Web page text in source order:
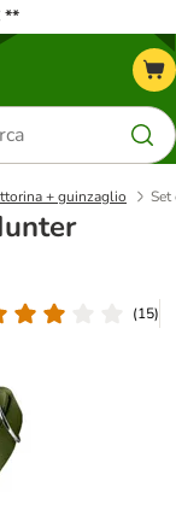
**
+ guinzaglio Set
(15)